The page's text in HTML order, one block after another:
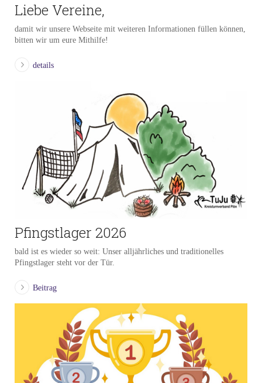
Liebe Vereine,
damit wir unsere Webseite mit weiteren Informationen füllen können,
bitten wir um eure Mithilfe!
details
Pfingstlager 2026
bald ist es wieder so weit: Unser alljährliches und traditionelles
Pfingstlager steht vor der Tür.
Beitrag